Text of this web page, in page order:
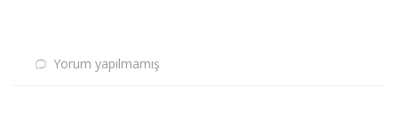
Yorum yapılmamış